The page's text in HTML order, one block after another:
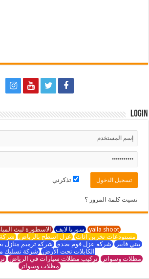
Login
تذكرني
نسيت كلمة المرور ؟
yalla shoot سوريا لايف الاسطورة لبث
مستودعات تخزين اثاث عزل اسطح بالرياض شركة
بيتي فايبر شركة عزل فوم بجدة شركة ترميم منازل
الكابلات تحت الأرض شركة تسليك
مظلات وسواتر تركيب مظلات سيارات في الرياض
مظلات وسواتر